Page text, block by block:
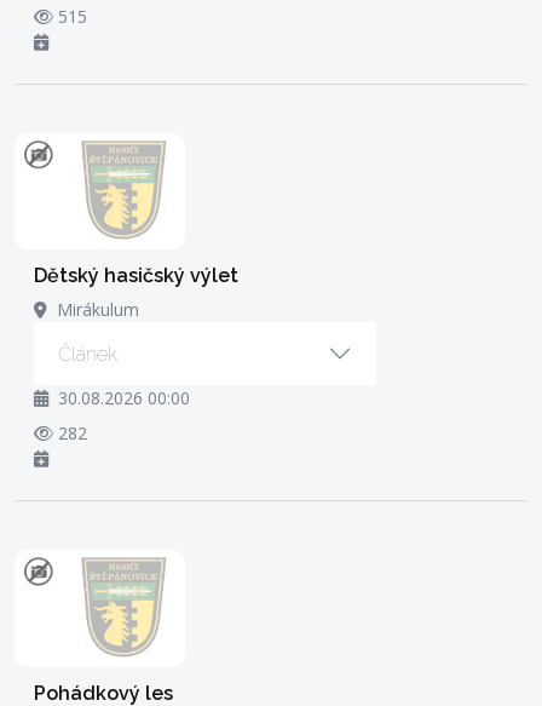
515
Dětský hasičský výlet
Mirákulum
Článek
30.08.2026 00:00
282
Pohádkový les